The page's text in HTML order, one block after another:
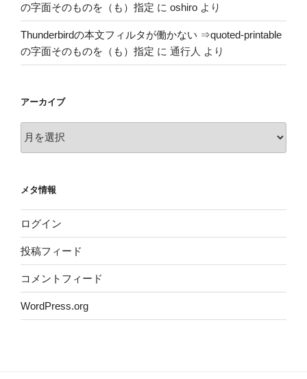
の字面そのものを（も）指定 に oshiro より
Thunderbirdの本文フィルタが働かない ⇒quoted-printable
の字面そのものを（も）指定 に 通行人 より
アーカイブ
ー
ブ
メタ情報
ログイン
投稿フィード
コメントフィード
WordPress.org